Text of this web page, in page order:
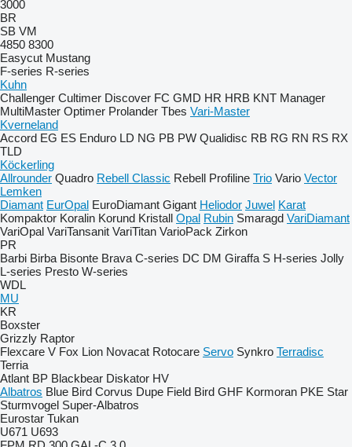
3000
BR
SB VM
4850 8300
Easycut Mustang
F-series R-series
Kuhn
Challenger Cultimer Discover FC GMD HR HRB KNT Manager
MultiMaster Optimer Prolander Tbes Vari-Master
Kverneland
Accord EG ES Enduro LD NG PB PW Qualidisc RB RG RN RS RX
TLD
Köckerling
Allrounder Quadro Rebell Classic Rebell Profiline Trio Vario Vector
Lemken
Diamant EurOpal EuroDiamant Gigant Heliodor Juwel Karat
Kompaktor Koralin Korund Kristall Opal Rubin Smaragd VariDiamant
VariOpal VariTansanit VariTitan VarioPack Zirkon
PR
Barbi Birba Bisonte Brava C-series DC DM Giraffa S H-series Jolly
L-series Presto W-series
WDL
MU
KR
Boxster
Grizzly Raptor
Flexcare V Fox Lion Novacat Rotocare Servo Synkro Terradisc
Terria
Atlant BP Blackbear Diskator HV
Albatros Blue Bird Corvus Dupe Field Bird GHF Kormoran PKE Star
Sturmvogel Super-Albatros
Eurostar Tukan
U671 U693